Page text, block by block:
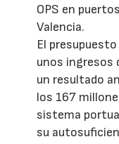
OPS en
Valencia.
El
unos ingresos
un resultado
los 167
sistema
su